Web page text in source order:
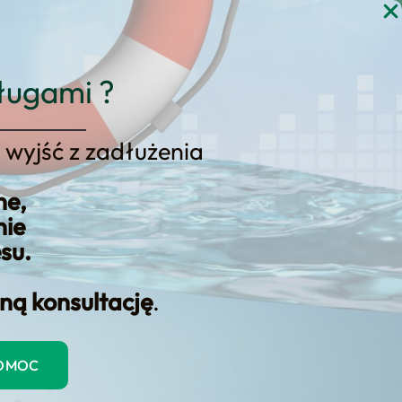
?
z zadłużenia
konsultację.
Kontakt KONSULTACJA
którzy są odpowiedzialni za jej spłatę. W
zobowiązania. W niektórych sytuacjach